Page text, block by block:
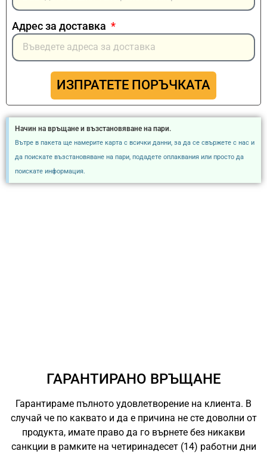
Адрес за доставка
ИЗПРАТЕТЕ ПОРЪЧКАТА
Начин на връщане и възстановяване на пари.
Вътре в пакета ще намерите карта с всички данни, за да се свържете с нас и
да поискате възстановяване на пари, подадете оплаквания или просто да
поискате информация.
ГАРАНТИРАНО ВРЪЩАНЕ
Гарантираме пълното удовлетворение на клиента. В
случай че по каквато и да е причина не сте доволни от
продукта, имате право да го върнете без никакви
санкции в рамките на четиринадесет (14) работни дни